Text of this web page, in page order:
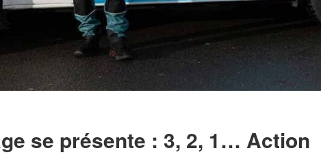
se présente : 3, 2, 1… Action